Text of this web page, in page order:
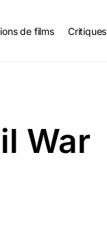
de films Critiques
War